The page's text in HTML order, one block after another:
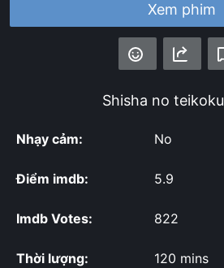
Xem phim
Shisha no teikoku
Nhạy cảm: No
Điểm imdb: 5.9
Imdb Votes: 822
Thời lượng: 120 mins